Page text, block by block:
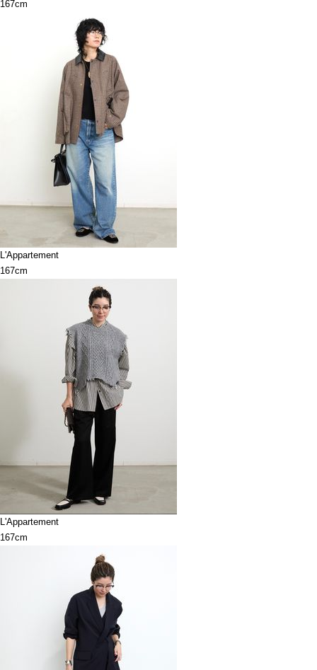
167cm
L'Appartement
167cm
L'Appartement
167cm